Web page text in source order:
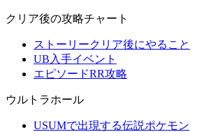
クリア後の攻略チャート
ストーリークリア後にやること
UB入手イベント
エピソードRR攻略
ウルトラホール
USUMで出現する伝説ポケモン